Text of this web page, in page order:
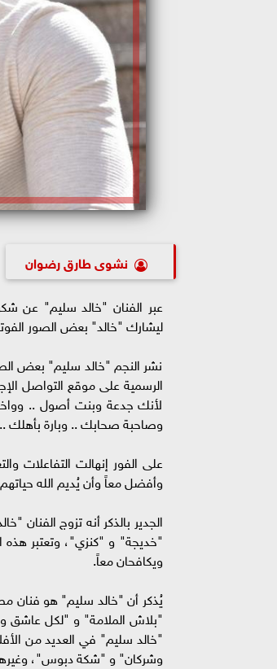
نشوى طارق رضوان
عبر الفنان "خالد سليم" عن
ليشارك "خالد" بعض الصور
نشر النجم "خالد سليم" بعض
الرسمية على موقع التواصل
لأنك جدعة وبنت أصول ..
وصاحبة صحابك .. وبارة بأهلك ..
على الفور إنهالت التفاعلات
وأفضل معاً وأن يُديم الله
"خديجة" و "كنزي"، وتعتبر هذه
ويكافحان معاً.
يُذكر أن "خالد سليم" هو فنان
"بلاش الملامة" و "لكل عاشق
"خالد سليم" في العديد من
وشركان" و "شكة دبوس"،